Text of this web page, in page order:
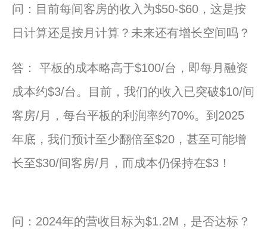
问：目前每间客房的收入为$50-$60，这是按
日计算还是按月计算？未来还有增长空间吗？
答： 平板的成本略高于$100/台，即每月融资
成本约$3/台。目前，我们的收入已突破$10/间
客房/月，每台平板的利润率约70%。到2025
年底，我们预计至少翻倍至$20，甚至可能增
长至$30/间客房/月，而成本仍保持在$3！
问：2024年的营收目标为$1.2M，是否达标？